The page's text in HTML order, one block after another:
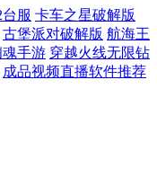
服 卡车之星破解版
古堡派对破解版 航海王
手游 穿越火线无限钻
成品视频直播软件推荐